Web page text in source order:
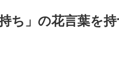
持ち」の花言葉を